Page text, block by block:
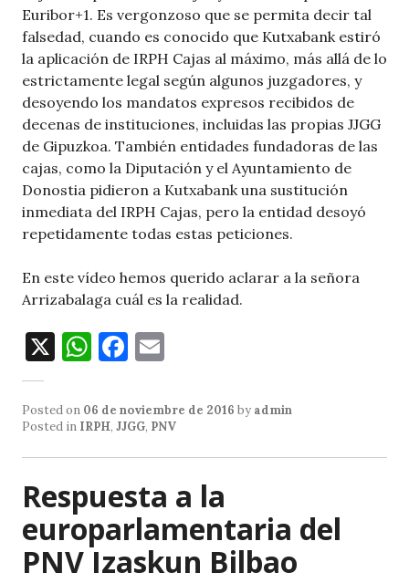
Euribor+1. Es vergonzoso que se permita decir tal
falsedad, cuando es conocido que Kutxabank estiró
la aplicación de IRPH Cajas al máximo, más allá de lo
estrictamente legal según algunos juzgadores, y
desoyendo los mandatos expresos recibidos de
decenas de instituciones, incluidas las propias JJGG
de Gipuzkoa. También entidades fundadoras de las
cajas, como la Diputación y el Ayuntamiento de
Donostia pidieron a Kutxabank una sustitución
inmediata del IRPH Cajas, pero la entidad desoyó
repetidamente todas estas peticiones.
En este vídeo hemos querido aclarar a la señora
Arrizabalaga cuál es la realidad.
X W
at
s
A
p
p
F
c
e
b
o
o
k
ai
l
Posted on 06 de noviembre de 2016 by admin
Posted in IRPH, JJGG, PNV
Respuesta a la
europarlamentaria del
PNV Izaskun Bilbao